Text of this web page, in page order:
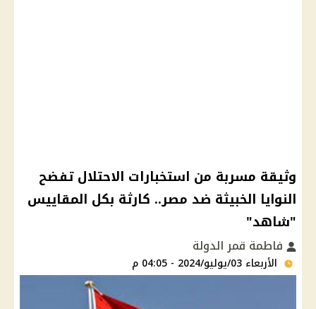
وثيقة مسربة من استخبارات الاحتلال تفضح
النوايا الخبيثة ضد مصر.. كارثة بكل المقاييس
"شاهد"
فاطمة قمر الدولة
الأربعاء 03/يوليو/2024 - 04:05 م